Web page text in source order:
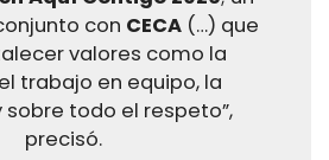
con CECA(…) que
valores como la
trabajo en equipo, la
sobre todo el respeto”,
precisó.